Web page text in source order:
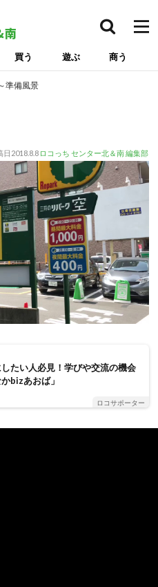
買う 遊ぶ 商う
準備風景
日 2018.8.8 ロコっち センター北＆南 編集部
たい人必見！学びや交流の機会
bizあおば」
ロコサポーター